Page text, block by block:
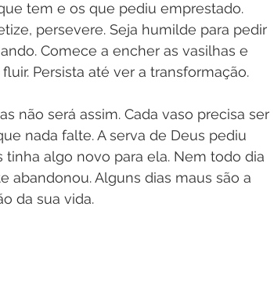
tem e os que pediu emprestado.
persevere. Seja humilde para pedir
Comece a encher as vasilhas e
Persista até ver a transformação.
não será assim. Cada vaso precisa ser
nada falte. A serva de Deus pediu
algo novo para ela. Nem todo dia
abandonou. Alguns dias maus são a
da sua vida.